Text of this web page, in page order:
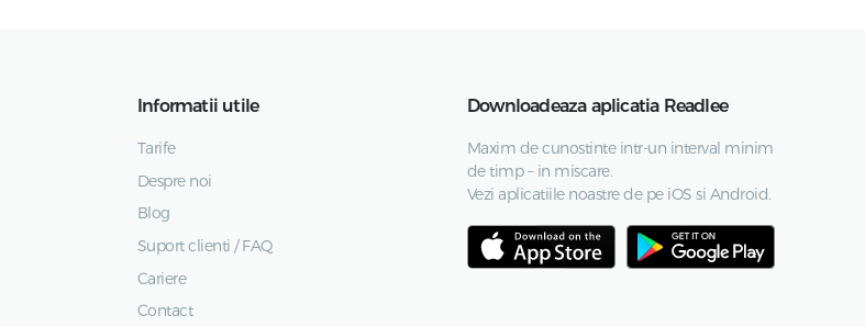
Informatii utile
Tarife
Despre noi
Blog
Suport clienti / FAQ
Cariere
Contact
Downloadeaza aplicatia Readlee
Maxim de cunostinte intr-un interval minim
de timp – in miscare.
Vezi aplicatiile noastre de pe iOS si Android.